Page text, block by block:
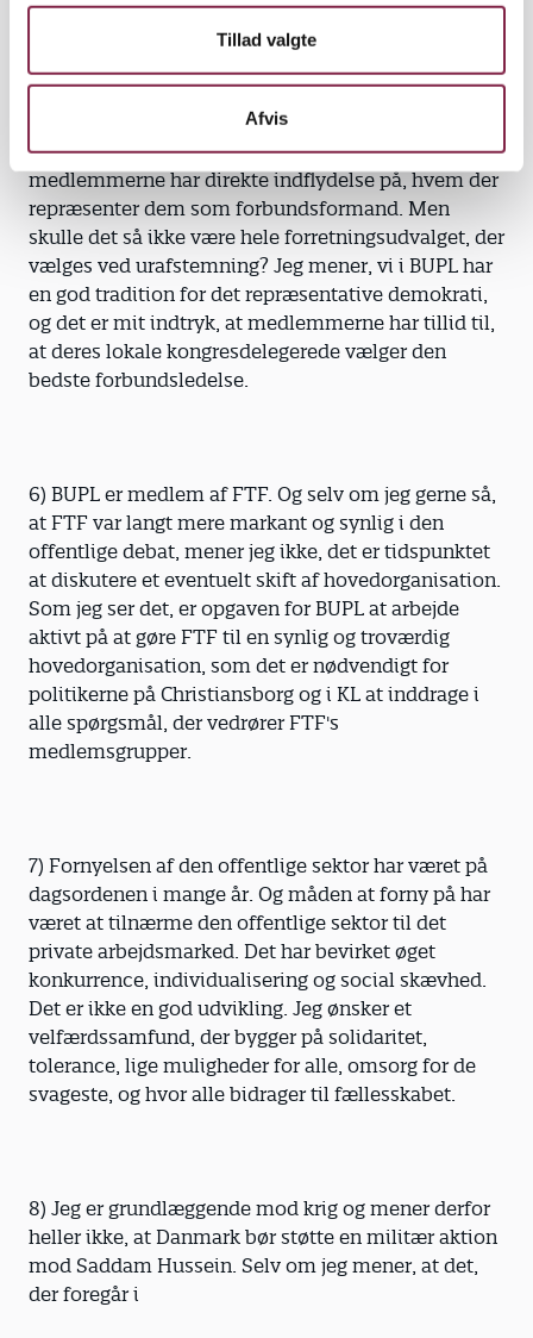
Tillad valgte
Afvis
ord og handling.
5) Umiddelbart har jeg svært ved at se behovet. Det
kan selvfølgelig virke som en tiltalende tanke, at
medlemmerne har direkte indflydelse på, hvem der
repræsenter dem som forbundsformand. Men
skulle det så ikke være hele forretningsudvalget, der
vælges ved urafstemning? Jeg mener, vi i BUPL har
en god tradition for det repræsentative demokrati,
og det er mit indtryk, at medlemmerne har tillid til,
at deres lokale kongresdelegerede vælger den
bedste forbundsledelse.
6) BUPL er medlem af FTF. Og selv om jeg gerne så,
at FTF var langt mere markant og synlig i den
offentlige debat, mener jeg ikke, det er tidspunktet
at diskutere et eventuelt skift af hovedorganisation.
Som jeg ser det, er opgaven for BUPL at arbejde
aktivt på at gøre FTF til en synlig og troværdig
hovedorganisation, som det er nødvendigt for
politikerne på Christiansborg og i KL at inddrage i
alle spørgsmål, der vedrører FTF's
medlemsgrupper.
7) Fornyelsen af den offentlige sektor har været på
dagsordenen i mange år. Og måden at forny på har
været at tilnærme den offentlige sektor til det
private arbejdsmarked. Det har bevirket øget
konkurrence, individualisering og social skævhed.
Det er ikke en god udvikling. Jeg ønsker et
velfærdssamfund, der bygger på solidaritet,
tolerance, lige muligheder for alle, omsorg for de
svageste, og hvor alle bidrager til fællesskabet.
8) Jeg er grundlæggende mod krig og mener derfor
heller ikke, at Danmark bør støtte en militær aktion
mod Saddam Hussein. Selv om jeg mener, at det,
der foregår i